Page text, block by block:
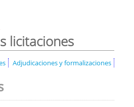
licitaciones
Adjudicaciones y formalizaciones